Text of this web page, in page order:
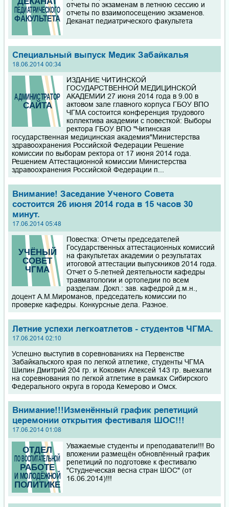
Забайкальского края на онлайн-обучение по химии и
биологии. Курсы подойдут тем, кто только готовится к ОГЭ
или ЕГЭ, а также тем, кто уже имеет прочные знания и
стремится выйти на новый уровень.
Приглашаем школьников 9-11 классов и СПО на курсы
подготовки к ОГЭ и ЕГЭ по химии и биологии. Форма
обучения: очная и дистанционная.
Уважаемые руководители и активисты волонтёрских
отрядов! С радостью объявляем о старте традиционного
конкурса "Лучший волонтёрский отряд", который будет
проходить в течение 2026 года!
Приказы на зачисление по программам ординатуры 2026
отчеты по экзаменам в летнюю сессию и
отчеты по взаимопосещению экзаменов.
Деканат педиатрического факультета
Специальный выпуск Медик Забайкалья
18.06.2014 00:34
ИЗДАНИЕ ЧИТИНСКОЙ
ГОСУДАРСТВЕННОЙ МЕДИЦИНСКОЙ
АКАДЕМИИ 27 июня 2014 года в 9.00 в
актовом зале главного корпуса ГБОУ ВПО
ЧГМА состоится конференция трудового
коллектива академии с повесткой: Выборы
ректора ГБОУ ВПО "Читинская
государственная медицинская академия"Министерства
здравоохранения Российской Федерации Решение
комиссии по выборам ректора от 17 июня 2014 года.
Решением Аттестационной комиссии Министерства
здравоохранения Российской Федерации п...
Внимание! Заседание Ученого Совета
состоится 26 июня 2014 года в 15 часов 30
минут.
17.06.2014 05:48
Повестка: Отчеты председателей
Государственных аттестационных комиссий
на факультетах академии о результатах
итоговой аттестации выпускников 2014 года.
Отчет о 5-летней деятельности кафедры
травматологии и ортопедии по всем
разделам. Докл.: зав. кафедрой д.м.н.,
доцент А.М.Мироманов, председатель комиссии по
проверке кафедры. Конкурсные дела. Разное.
Летние успехи легкоатлетов - студентов ЧГМА.
17.06.2014 02:10
Успешно выступив в соревнованиях на Первенстве
Забайкальского края по легкой атлетике, студенты ЧГМА
Шилин Дмитрий 204 гр. и Коковин Алексей 143 гр. выехали
на соревнования по легкой атлетике в рамках Сибирского
Федерального округа в города Кемерово и Омск.
Внимание!!!Изменённый график репетиций
церемонии открытия фестиваля ШОС!!!
17.06.2014 01:08
Уважаемые студенты и преподаватели!!! Во
вложении размещён обновлённый график
репетиций по подготовке к фестивалю
"Студнеческая весна стран ШОС" (от
16.06.2014)!!!